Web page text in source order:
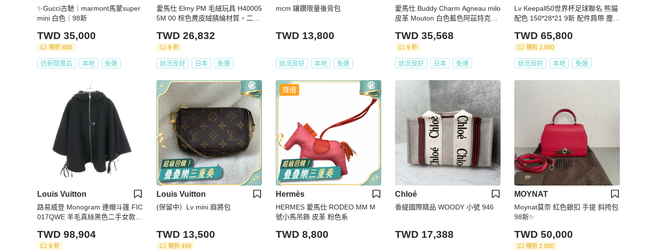
✨Gucci古馳｜marmont馬蒙super
mini 白色｜98新
TWD 35,000
現折 800
近新閒置品 本地 免運
愛馬仕 Elmy PM 毛絨玩具 H40005
5M 00 棕色麂皮絨腈綸材質，二
TWD 26,832
9 折
狀況良好 日本 免運
mcm 鑲鑽限量後背包
TWD 13,800
狀況良好 本地 免運
愛馬仕 Buddy Charm Agneau milo
皮革 Mouton 白色藍色阿茲特克圖
TWD 35,568
9 折
狀況良好 日本 免運
Lv Keepall50世界杯足球聯名 熊貓
配色 150*28*21 9新 配件肩帶 塵袋
TWD 65,800
現折 2,000
狀況良好 本地 免運
Louis Vuitton
路易威登 Monogram 連帽斗篷 FIC
017QWE 羊毛真絲黑色二手女款 #
TWD 98,904
9 折
Louis Vuitton
(保留中）Lv mini 麻將包
TWD 13,500
現折 499
降價
Hermès
HERMES 愛馬仕 RODEO MM M
號小馬吊飾 皮革 粉色系
TWD 8,800
Chloé
香緹國際精品 WOODY 小號 946
TWD 17,388
MOYNAT
Moynat莫奈 紅色銀扣 手提 斜挎包
98新✨️
TWD 50,000
現折 2,000